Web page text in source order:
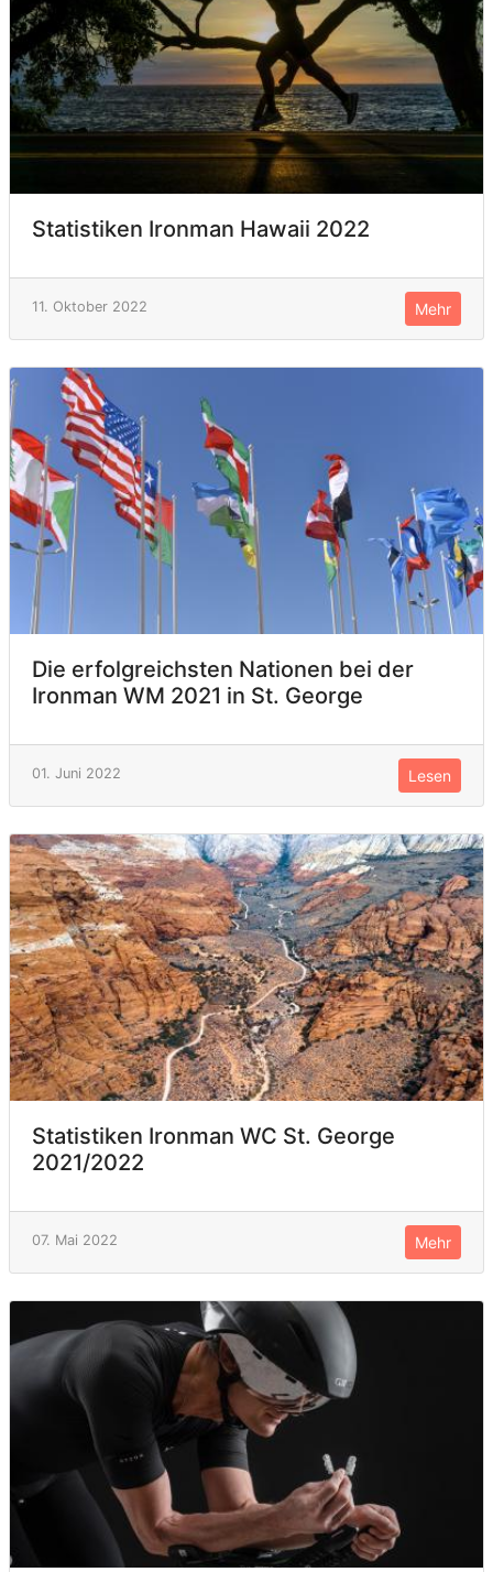
Statistiken Ironman Hawaii 2022
11. Oktober 2022 Mehr
Die erfolgreichsten Nationen bei der
Ironman WM 2021 in St. George
01. Juni 2022 Lesen
Statistiken Ironman WC St. George
2021/2022
07. Mai 2022 Mehr